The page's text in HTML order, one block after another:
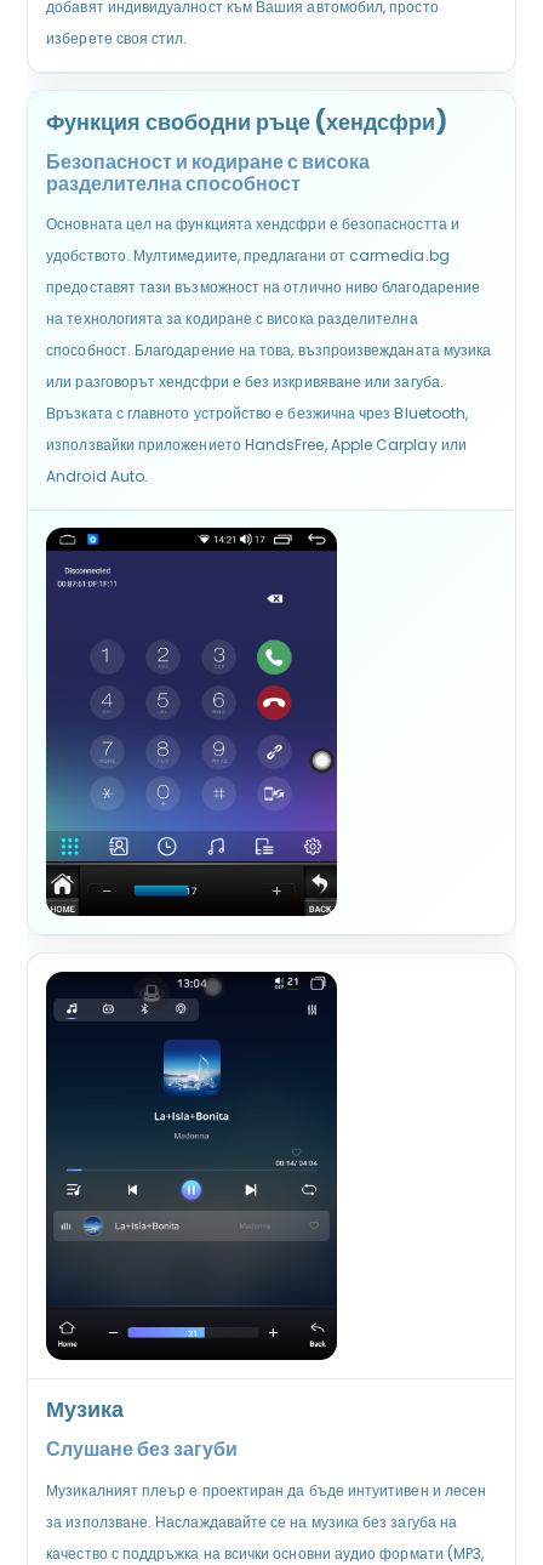
добавят индивидуалност към Вашия автомобил, просто
изберете своя стил.
Функция свободни ръце (хендсфри)
Безопасност и кодиране с висока
разделителна способност
Основната цел на функцията хендсфри е безопасността и
удобството. Мултимедиите, предлагани от carmedia.bg
предоставят тази възможност на отлично ниво благодарение
на технологията за кодиране с висока разделителна
способност. Благодарение на това, възпроизвежданата музика
или разговорът хендсфри е без изкривяване или загуба.
Връзката с главното устройство е безжична чрез Bluetooth,
използвайки приложението HandsFree, Apple Carplay или
Android Auto.
Музика
Слушане без загуби
Музикалният плеър е проектиран да бъде интуитивен и лесен
за използване. Наслаждавайте се на музика без загуба на
качество с поддръжка на всички основни аудио формати (MP3,